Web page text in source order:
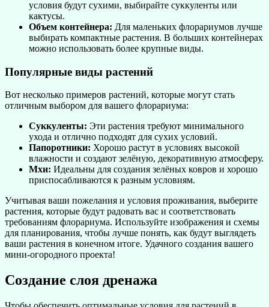
условия будут сухими, выбирайте суккуленты или
кактусы.
Объем контейнера: Для маленьких флорариумов лучше
выбирать компактные растения. В больших контейнерах
можно использовать более крупные виды.
Популярные виды растений
Вот несколько примеров растений, которые могут стать
отличным выбором для вашего флорариума:
Суккуленты: Эти растения требуют минимального
ухода и отлично подходят для сухих условий.
Папоротники: Хорошо растут в условиях высокой
влажности и создают зелёную, декоративную атмосферу.
Мхи: Идеальны для создания зелёных ковров и хорошо
приспосабливаются к разным условиям.
Учитывая ваши пожелания и условия проживания, выберите
растения, которые будут радовать вас и соответствовать
требованиям флорариума. Используйте изображения и схемы
для планирования, чтобы лучше понять, как будут выглядеть
ваши растения в конечном итоге. Удачного создания вашего
мини-огородного проекта!
Создание слоя дренажа